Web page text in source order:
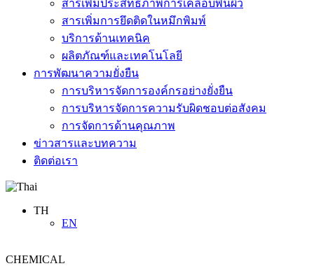
สารเพิ่มประสิทธิภาพการเคลือบพื้นผิว
สารเพิ่มการยึดติดในหมึกพิมพ์
บริการด้านเทคนิค
ผลิตภัณฑ์และเทคโนโลยี
การพัฒนาความยั่งยืน
การบริหารจัดการองค์กรอย่างยั่งยืน
การบริหารจัดการความรับผิดชอบต่อสังคม
การจัดการด้านคุณภาพ
ข่าวสารและบทความ
ติดต่อเรา
TH
EN
CHEMICAL